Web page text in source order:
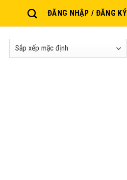
ĐĂNG NHẬP / ĐĂNG KÝ